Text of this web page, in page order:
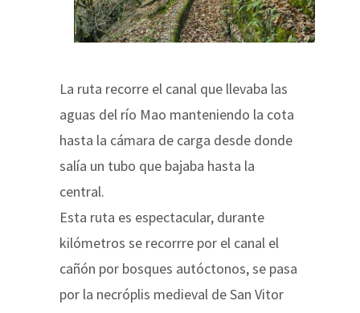
La ruta recorre el canal que llevaba las
aguas del río Mao manteniendo la cota
hasta la cámara de carga desde donde
salía un tubo que bajaba hasta la
central.
Esta ruta es espectacular, durante
kilómetros se recorrre por el canal el
cañón por bosques autóctonos, se pasa
por la necróplis medieval de San Vitor